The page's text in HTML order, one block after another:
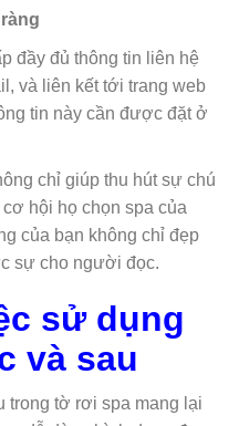
đầy đủ thông tin liên hệ
và liên kết tới trang web
tin này cần được đặt ở
chỉ giúp thu hút sự chú
hội họ chọn spa của
của bạn không chỉ đẹp
sự cho người đọc.
sử dụng
và sau
trong tờ rơi spa mang lại